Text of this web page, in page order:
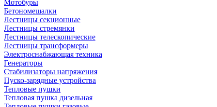
Мотобуры
Бетономешалки
Лестницы секционные
Лестницы стремянки
Лестницы телескопические
Лестницы трансформеры
Электроснабжающая техника
Генераторы
Стабилизаторы напряжения
Пуско-зарядные устройства
Тепловые пушки
Тепловая пушка дизельная